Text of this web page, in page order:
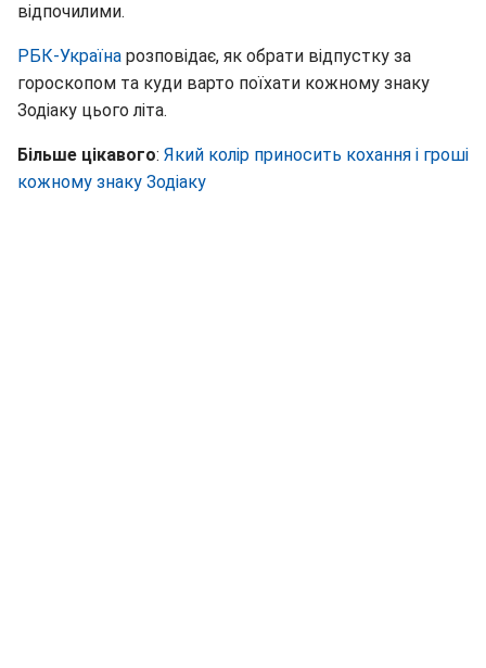
відпочилими.
РБК-Україна розповідає, як обрати відпустку за
гороскопом та куди варто поїхати кожному знаку
Зодіаку цього літа.
Більше цікавого: Який колір приносить кохання і гроші
кожному знаку Зодіаку